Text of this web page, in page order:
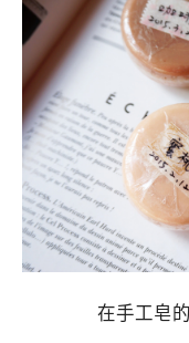
在手工皂